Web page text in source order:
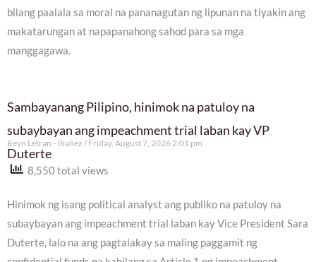
bilang paalala sa moral na pananagutan ng lipunan na tiyakin ang
makatarungan at napapanahong sahod para sa mga
manggagawa.
Sambayanang Pilipino, hinimok na patuloy na
subaybayan ang impeachment trial laban kay VP
Duterte
Reyn Letran - Ibañez Friday, August 7, 2026 2:01 pm
8,550 total views
Hinimok ng isang political analyst ang publiko na patuloy na
subaybayan ang impeachment trial laban kay Vice President Sara
Duterte, lalo na ang pagtalakay sa maling paggamit ng